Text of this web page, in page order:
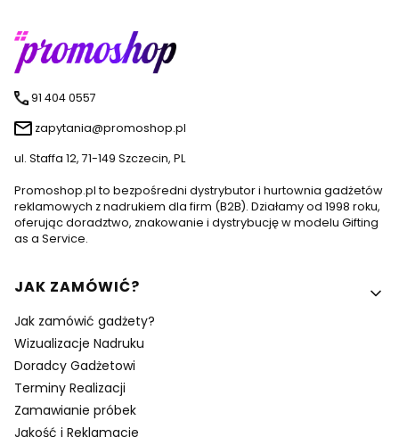
91 404 0557
zapytania@promoshop.pl
ul. Staffa 12, 71-149 Szczecin, PL
Promoshop.pl to bezpośredni dystrybutor i hurtownia gadżetów
reklamowych z nadrukiem dla firm (B2B). Działamy od 1998 roku,
oferując doradztwo, znakowanie i dystrybucję w modelu Gifting
as a Service.
Linki w stopce
JAK ZAMÓWIĆ?
Jak zamówić gadżety?
Wizualizacje Nadruku
Doradcy Gadżetowi
Terminy Realizacji
Zamawianie próbek
Jakość i Reklamacje